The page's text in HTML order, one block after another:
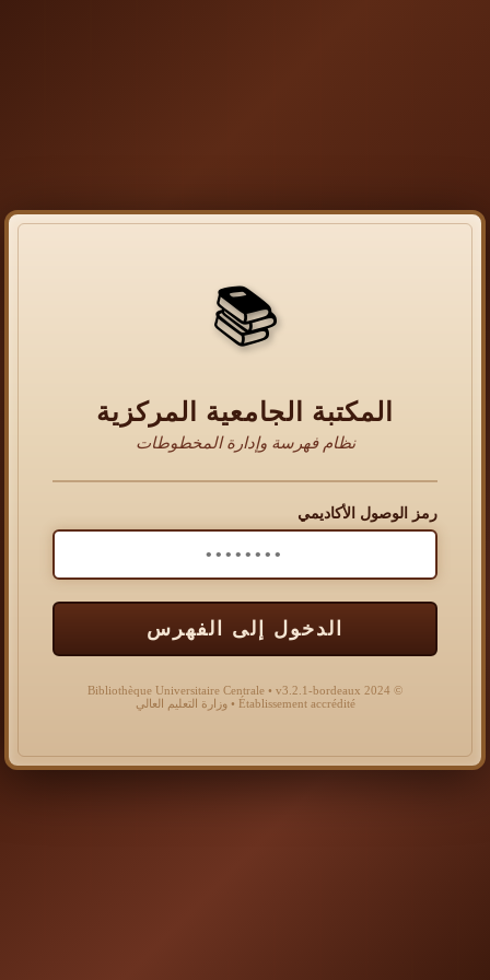
📚
المكتبة الجامعية المركزية
نظام فهرسة وإدارة المخطوطات
رمز الوصول الأكاديمي
الدخول إلى الفهرس
© 2024 Bibliothèque Universitaire Centrale • v3.2.1-bordeaux
Établissement accrédité • وزارة التعليم العالي